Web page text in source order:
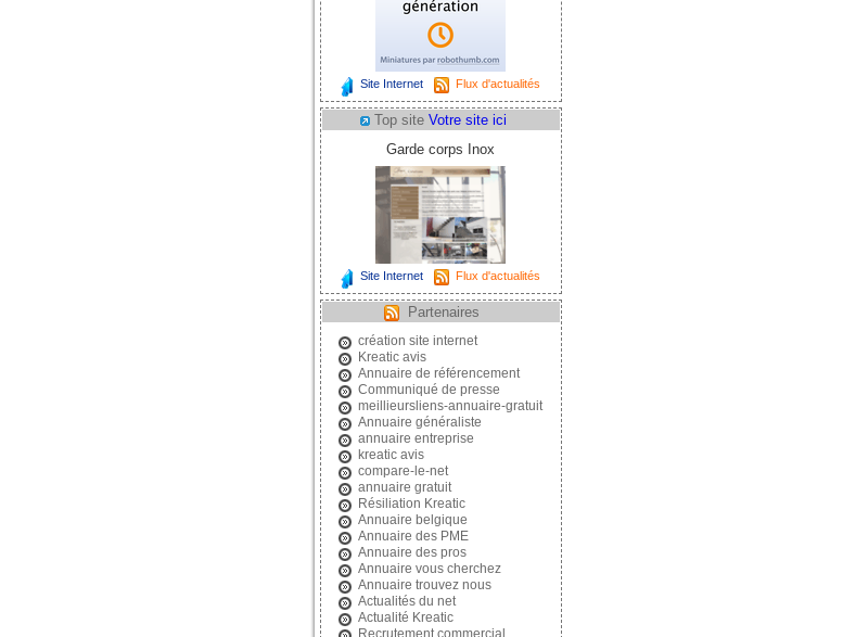
Site Internet Flux d'actualités
Top site Votre site ici
Garde corps Inox
Site Internet Flux d'actualités
Partenaires
création site internet
Kreatic avis
Annuaire de référencement
Communiqué de presse
meillieursliens-annuaire-gratuit
Annuaire généraliste
annuaire entreprise
kreatic avis
compare-le-net
annuaire gratuit
Résiliation Kreatic
Annuaire belgique
Annuaire des PME
Annuaire des pros
Annuaire vous cherchez
Annuaire trouvez nous
Actualités du net
Actualité Kreatic
Recrutement commercial